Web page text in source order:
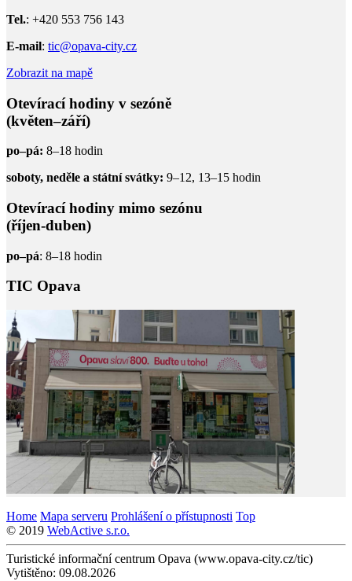
Tel.: +420 553 756 143
E-mail: tic@opava-city.cz
Zobrazit na mapě
Otevírací hodiny v sezóně
(květen–září)
po–pá: 8–18 hodin
soboty, neděle a státní svátky: 9–12, 13–15 hodin
Otevírací hodiny mimo sezónu
(říjen-duben)
po–pá: 8–18 hodin
TIC Opava
Home Mapa serveru Prohlášení o přístupnosti Top
© 2019 WebActive s.r.o.
Turistické informační centrum Opava (www.opava-city.cz/tic)
Vytištěno: 09.08.2026